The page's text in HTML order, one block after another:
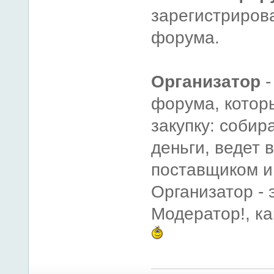
форума.
Организатор
форума,
закупку:
деньги, ведет
поставщиком
Организатор -
Модератор!,